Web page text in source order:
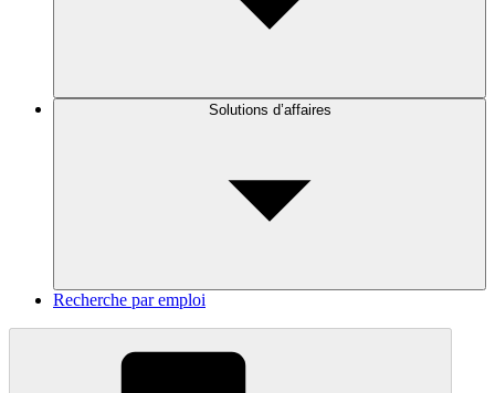
Solutions d’affaires
Recherche par emploi